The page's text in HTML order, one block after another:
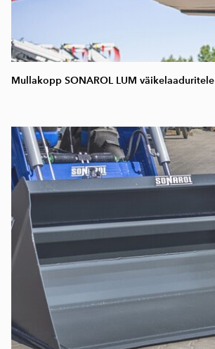
Mullakopp SONAROL LUM väikelaaduritele